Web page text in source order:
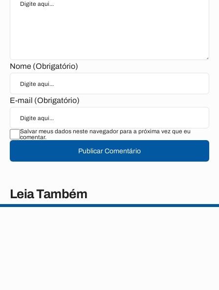
Nome (Obrigatório)
E-mail (Obrigatório)
Salvar meus dados neste navegador para a próxima vez que eu
comentar.
Publicar Comentário
Leia Também